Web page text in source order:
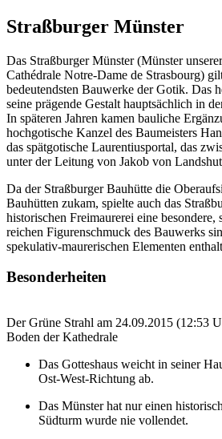
Straßburger Münster
Das Straßburger Münster (Münster
Cathédrale Notre-Dame de Strasbourg)
bedeutendsten Bauwerke der Gotik. Das
seine prägende Gestalt hauptsächlich in
In späteren Jahren kamen bauliche
hochgotische Kanzel des Baumeisters
das spätgotische Laurentiusportal, das
unter der Leitung von Jakob von
Da der Straßburger Bauhütte die
Bauhütten zukam, spielte auch das
historischen Freimaurerei eine
reichen Figurenschmuck des Bauwerks
spekulativ-maurerischen Elementen
Besonderheiten
Der Grüne Strahl am 24.09.2015 (12:53
Boden der Kathedrale
Das Gotteshaus weicht in seiner
Ost-West-Richtung ab.
Das Münster hat nur einen
Südturm wurde nie vollendet.